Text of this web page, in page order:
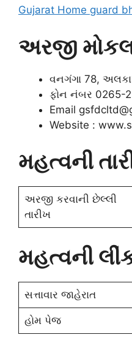
Gujarat Home guard
અરજી
વનગંગા 78,
ફોન નંબર 0265-
Email
Website :
મહત્વની
અરજી કરવાની છેલ્લી
તારીખ
મહત્વની
સત્તાવાર જાહેરાત
હોમ પેજ